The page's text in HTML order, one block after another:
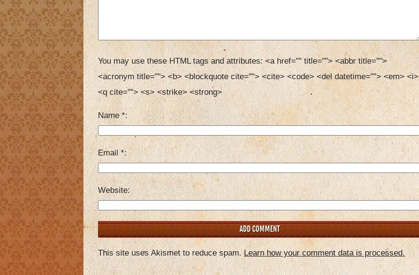
You may use these HTML tags and attributes:<a href="" title=""> <abbr title="">
<acronym title=""> <b> <blockquote cite=""> <cite> <code> <del datetime=""> <em> <i>
<q cite=""> <s> <strike> <strong>
Name*
Email*
Website
This site uses Akismet to reduce spam.Learn how your comment data is processed.